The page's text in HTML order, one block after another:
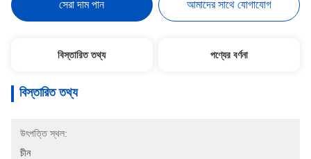
সেরা দাম পান আমাদের সাথে যোগাযোগ
বিস্তারিত তথ্য পণ্যের বর্ণনা
বিস্তারিত তথ্য
উৎপত্তি স্থল:
চীন